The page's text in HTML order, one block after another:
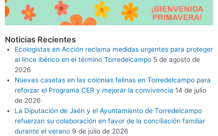
Noticias Recientes
Ecologistas en Acción reclama medidas urgentes para proteger
al lince ibérico en el término Torredelcampo 5 de agosto de
2026
Nuevas casetas en las colonias felinas en Torredelcampo para
reforzar el Programa CER y mejorar la convivencia 14 de julio
de 2026
La Diputación de Jaén y el Ayuntamiento de Torredelcampo
refuerzan su colaboración en favor de la conciliación familiar
durante el verano 9 de julio de 2026